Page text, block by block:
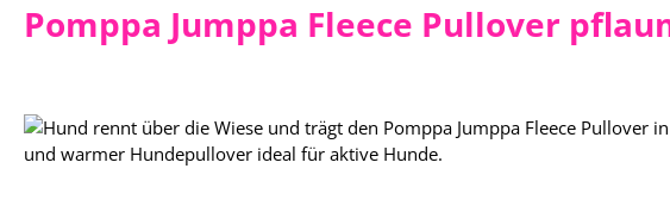
Pomppa Jumppa Fleece Pullover
Bildergalerie überspringen